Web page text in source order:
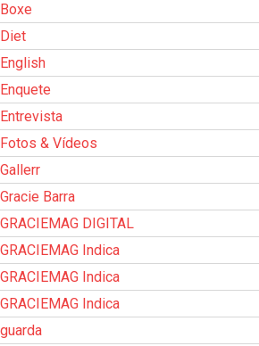
Boxe
Diet
English
Enquete
Entrevista
Fotos & Vídeos
Gallerr
Gracie Barra
GRACIEMAG DIGITAL
GRACIEMAG Indica
GRACIEMAG Indica
GRACIEMAG Indica
guarda